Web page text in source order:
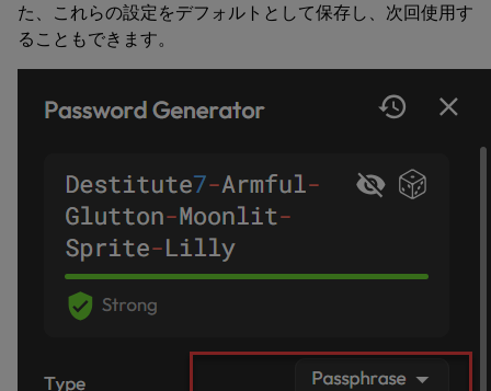
た、これらの設定をデフォルトとして保存し、次回使用す
ることもできます。